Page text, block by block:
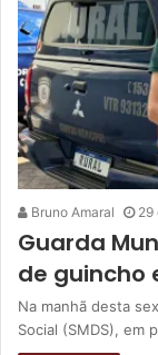
Bruno Amaral 29
Guarda
de guincho
Na manhã desta
Social (SMDS), em